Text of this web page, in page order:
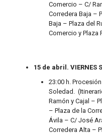
Comercio – C/
Corredera Baja –
Baja – Plaza del
Comercio y Plaza
15 de abril. VIERNES
23:00 h.
Soledad.
Ramón y Cajal –
– Plaza de la
Ávila – C/ José
Corredera Alta –